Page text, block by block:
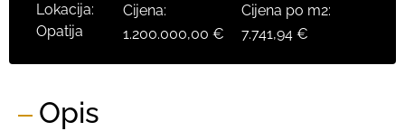
Lokacija:
Opatija
Cijena:
1.200.000,00 €
Cijena po m2:
7.741,94 €
Opis